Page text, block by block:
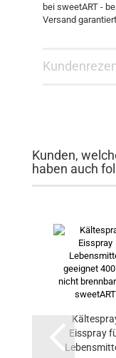
bei sweetART -
Versand
Kunden,
haben auch
Eisspray